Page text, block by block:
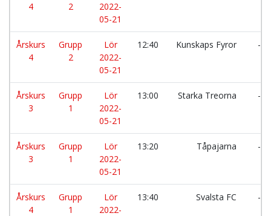
4
2
2022-
05-21
Årskurs
4
Grupp
2
Lör
2022-
05-21
12:40 Kunskaps Fyror -
Årskurs
3
Grupp
1
Lör
2022-
05-21
13:00 Starka Treorna -
Årskurs
3
Grupp
1
Lör
2022-
05-21
13:20 Tåpajarna -
Årskurs
4
Grupp
1
Lör
2022-
13:40 Svalsta FC -